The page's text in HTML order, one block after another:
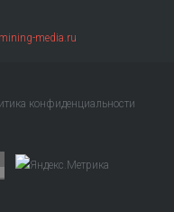
media.ru
конфиденциальности